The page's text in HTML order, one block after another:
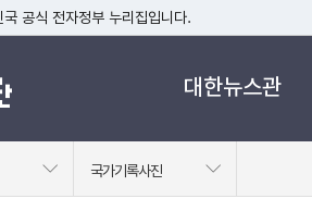
공식 전자정부 누리집입니다.
인하기
는 누리집은 대한민국 정부기관이 관리하는 누리집
대한뉴스관
국가기록사진